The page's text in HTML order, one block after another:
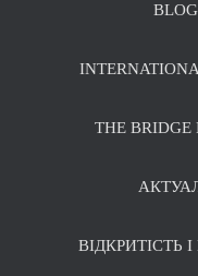
BLOG
THE BRIDGE
ВІДКРИТІСТЬ